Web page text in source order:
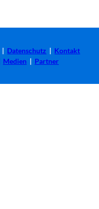
| Datenschutz | Kontakt
Medien | Partner